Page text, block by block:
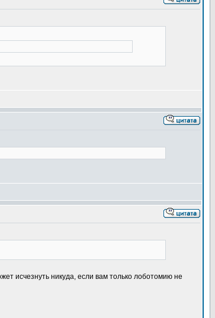
исчезнуть никуда, если вам только лоботомию не